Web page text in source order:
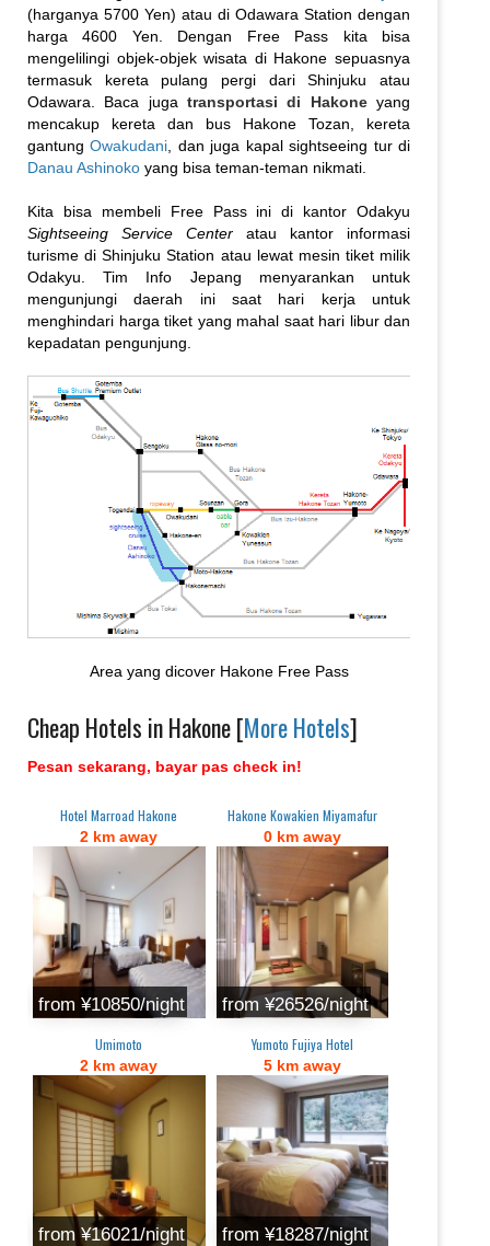
(harganya 5700 Yen) atau di Odawara Station dengan
harga 4600 Yen. Dengan Free Pass kita bisa
mengelilingi objek-objek wisata di Hakone sepuasnya
termasuk kereta pulang pergi dari Shinjuku atau
Odawara. Baca juga transportasi di Hakoneyang
mencakup kereta dan bus Hakone Tozan, kereta
gantungOwakudani , dan juga kapal sightseeing tur di
Danau Ashinoko yang bisa teman-teman nikmati.
Kita bisa membeli Free Pass ini di kantor Odakyu
Sightseeing Service Center atau kantor informasi
turisme di Shinjuku Station atau lewat mesin tiket milik
Odakyu. Tim Info Jepang menyarankan untuk
mengunjungi daerah ini saat hari kerja untuk
menghindari harga tiket yang mahal saat hari libur dan
kepadatan pengunjung.
Area yang dicover Hakone Free Pass
Cheap Hotels in Hakone [More Hotels]
Pesan sekarang, bayar pas check in!
Hotel Marroad Hakone
2 km away
from ¥10850/night
Hakone Kowakien Miyamafur
0 km away
from ¥26526/night
Umimoto
2 km away
from ¥16021/night
Yumoto Fujiya Hotel
5 km away
from ¥18287/night